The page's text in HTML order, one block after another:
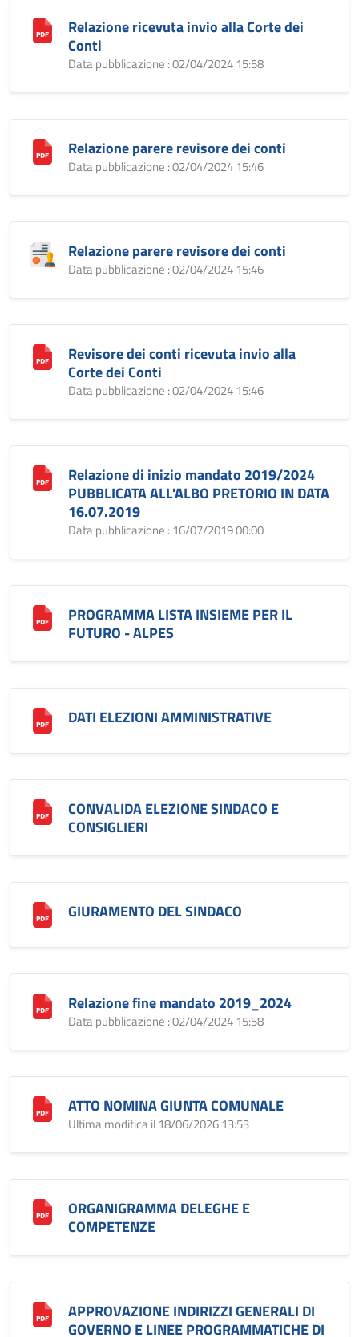
Relazione ricevuta invio alla Corte dei
Conti
Data pubblicazione : 02/04/2024 15:58
Relazione parere revisore dei conti
Data pubblicazione : 02/04/2024 15:46
Relazione parere revisore dei conti
Data pubblicazione : 02/04/2024 15:46
Revisore dei conti ricevuta invio alla
Corte dei Conti
Data pubblicazione : 02/04/2024 15:46
Relazione di inizio mandato 2019/2024
PUBBLICATA ALL'ALBO PRETORIO IN DATA
16.07.2019
Data pubblicazione : 16/07/2019 00:00
PROGRAMMA LISTA INSIEME PER IL
FUTURO - ALPES
DATI ELEZIONI AMMINISTRATIVE
CONVALIDA ELEZIONE SINDACO E
CONSIGLIERI
GIURAMENTO DEL SINDACO
Relazione fine mandato 2019_2024
Data pubblicazione : 02/04/2024 15:58
ATTO NOMINA GIUNTA COMUNALE
Ultima modifica il 18/06/2026 13:53
ORGANIGRAMMA DELEGHE E
COMPETENZE
APPROVAZIONE INDIRIZZI GENERALI DI
GOVERNO E LINEE PROGRAMMATICHE DI